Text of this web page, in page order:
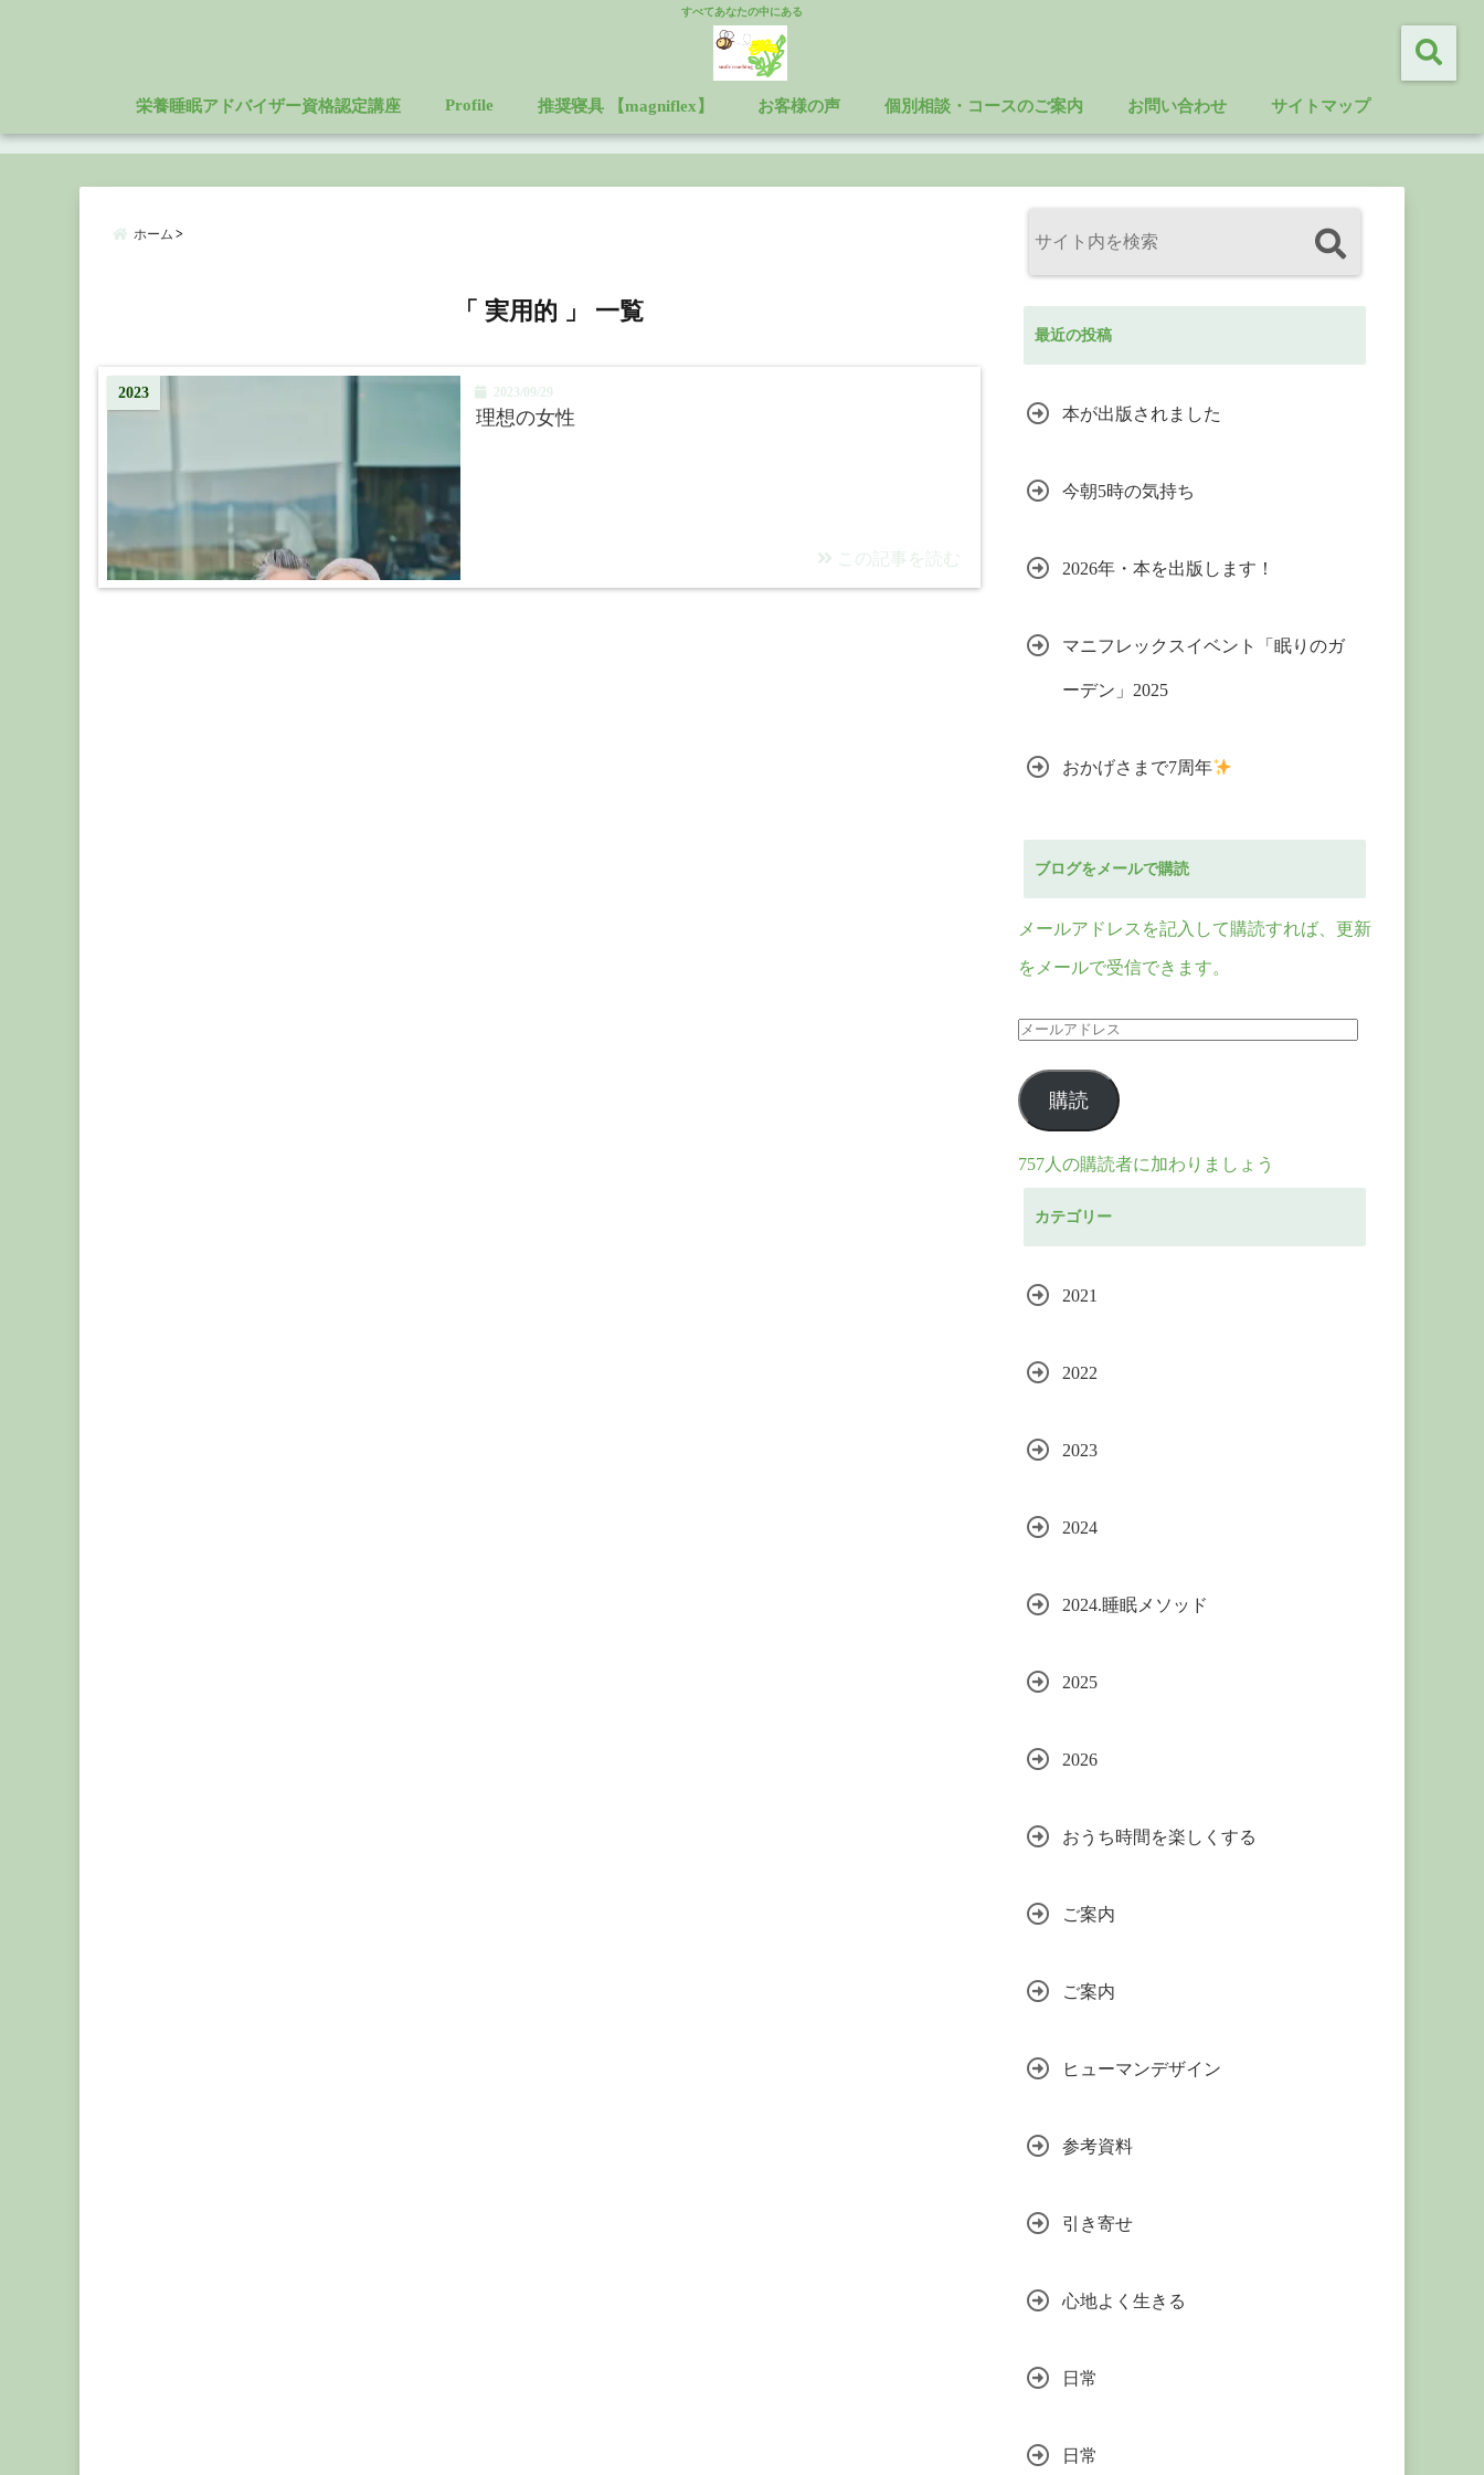
すべてあなたの中にある
栄養睡眠アドバイザー資格認定講座 Profile 推奨寝具 【magniflex】 お客様の声 個別相談・コースのご案内 お問い合わせ サイトマップ
ホーム
「 実用的 」 一覧
2023 2023/09/29
理想の女性
この記事を読む
最近の投稿
本が出版されました
今朝5時の気持ち
2026年・本を出版します！
マニフレックスイベント「眠りのガ
ーデン」2025
おかげさまで7周年
ブログをメールで購読
メールアドレスを記入して購読すれば、更新
をメールで受信できます。
メ
ル 購読
757人の購読者に加わりましょう
カテゴリー
2021
2022
2023
2024
2024.睡眠メソッド
2025
2026
おうち時間を楽しくする
ご案内
ご案内
ヒューマンデザイン
参考資料
引き寄せ
心地よく生きる
日常
日常